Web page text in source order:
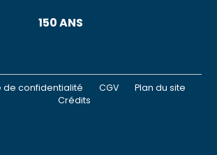
150 ANS
de confidentialité CGV
Plan du site
Crédits